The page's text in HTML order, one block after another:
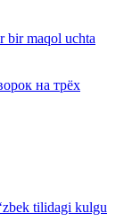
bir maqol uchta
на трёх
tilidagi kulgu